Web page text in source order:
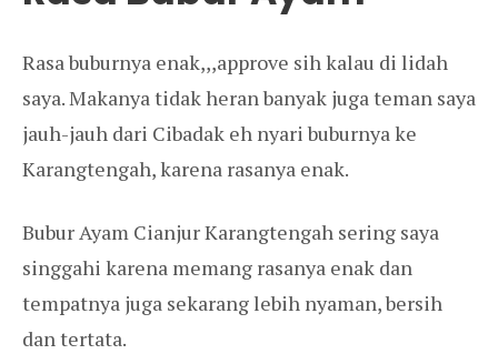
Rasa buburnya enak,,,approve sih kalau di lidah
saya. Makanya tidak heran banyak juga teman saya
jauh-jauh dari Cibadak eh nyari buburnya ke
Karangtengah, karena rasanya enak.
Bubur Ayam Cianjur Karangtengah sering saya
singgahi karena memang rasanya enak dan
tempatnya juga sekarang lebih nyaman, bersih
dan tertata.